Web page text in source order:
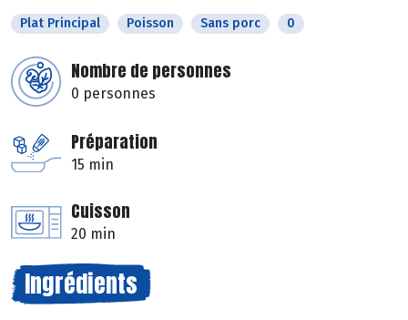
Plat Principal Poisson Sans porc 0
Nombre de personnes
0 personnes
Préparation
15 min
Cuisson
20 min
Ingrédients